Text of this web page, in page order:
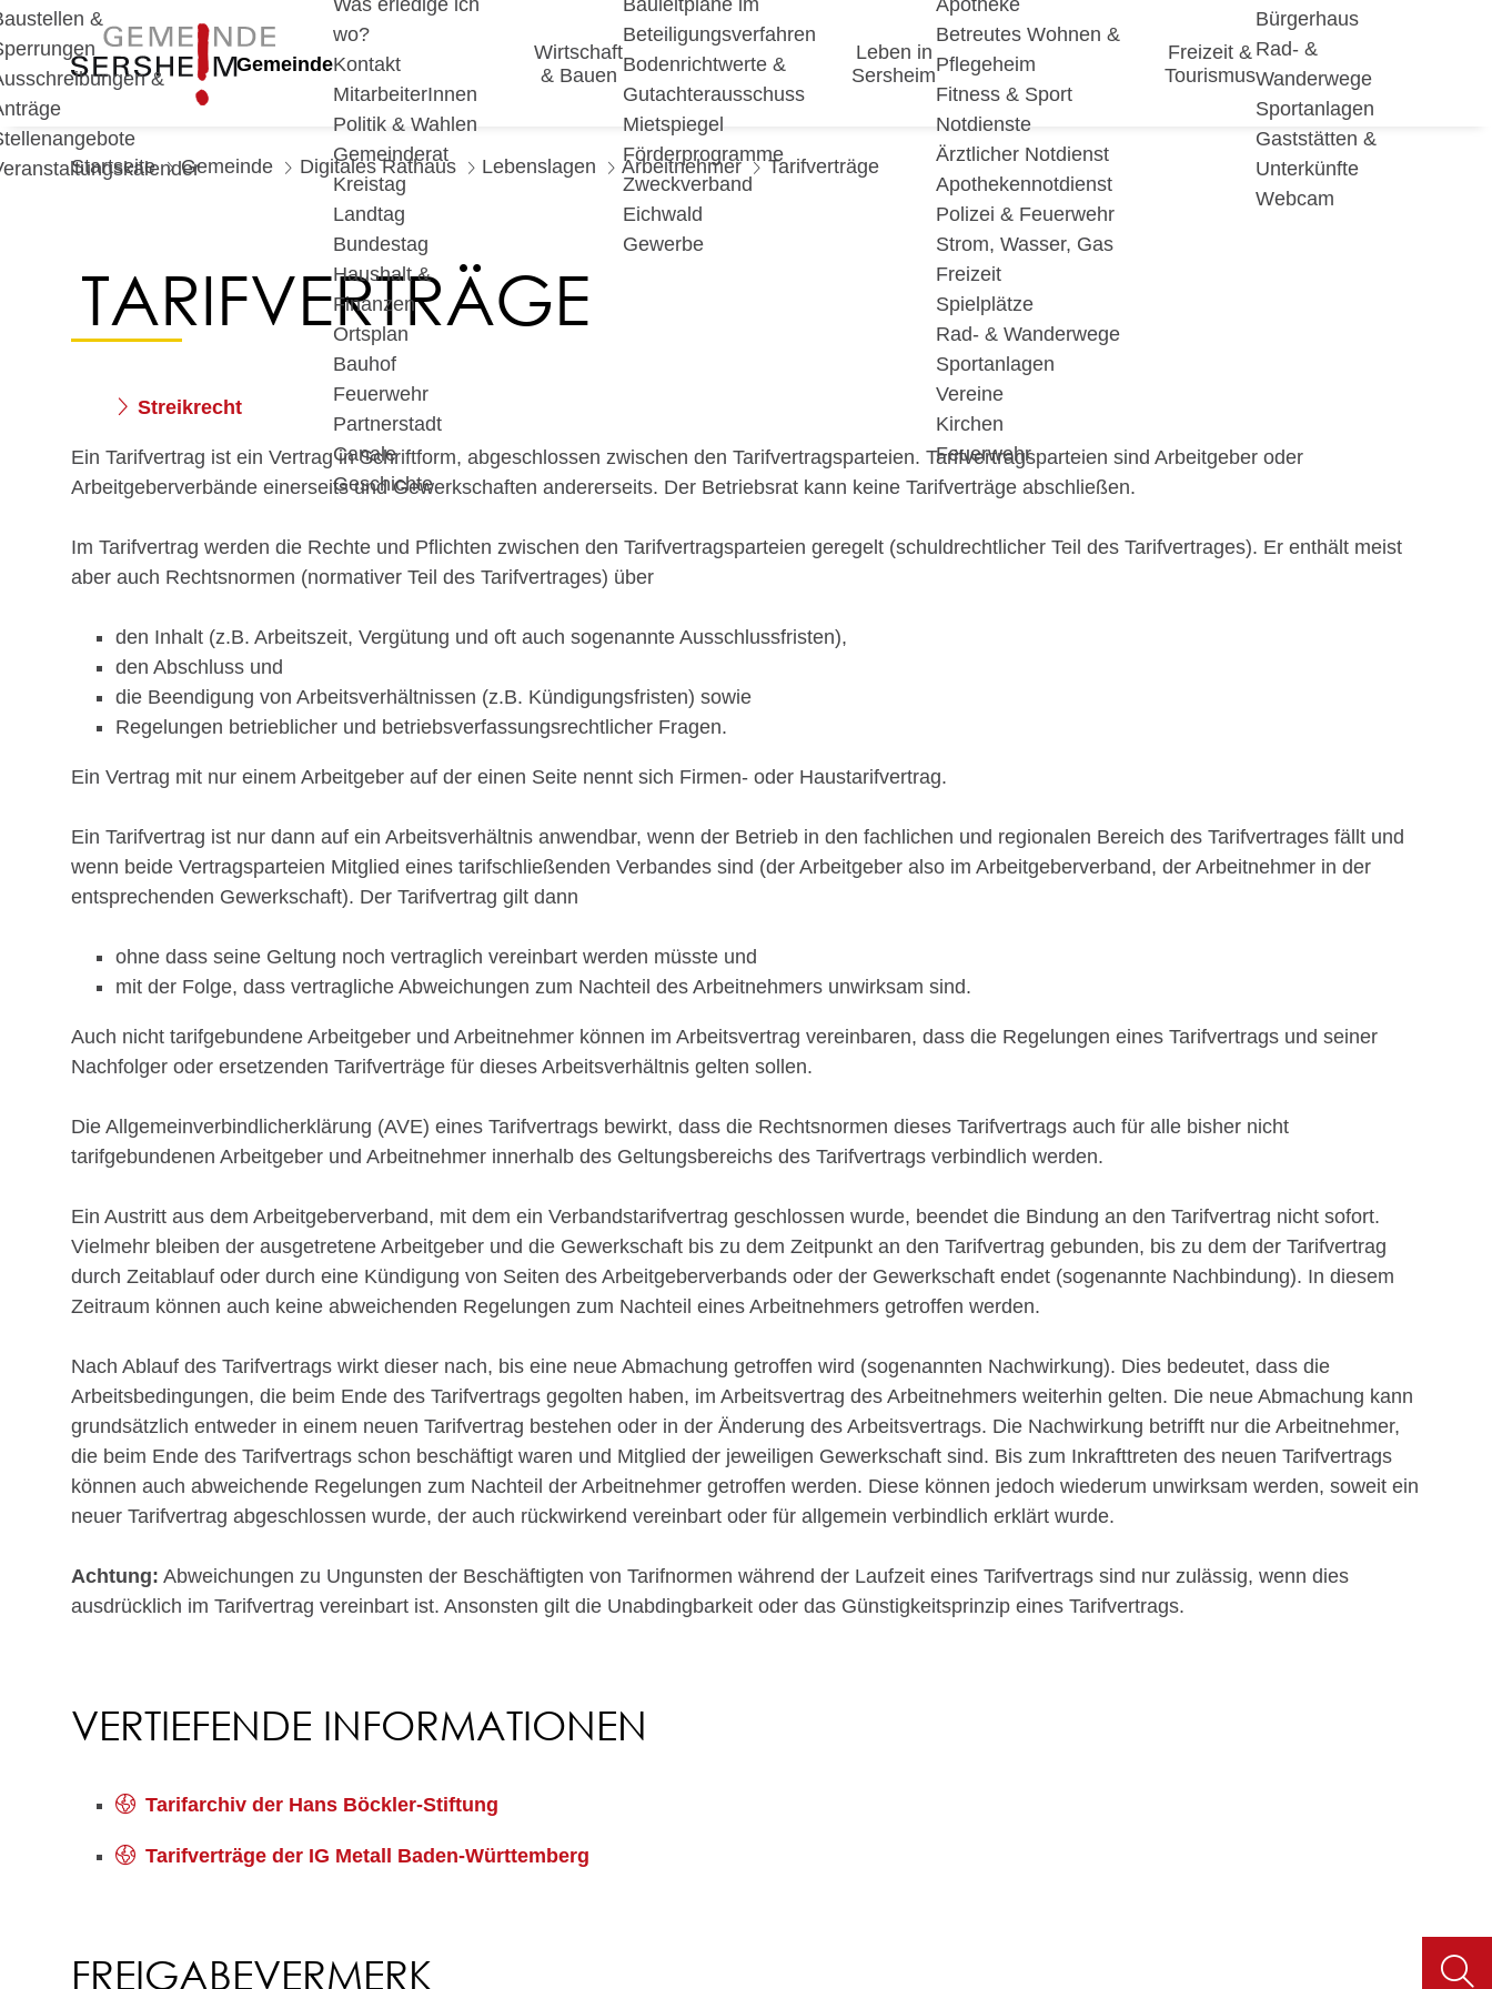
&
&
Gemeinde
wo?
Kontakt
MitarbeiterInnen
Politik & Wahlen
Gemeinderat
Kreistag
Landtag
Bundestag
Haushalt &
Finanzen
Ortsplan
Bauhof
Feuerwehr
Partnerstadt
Canale
Geschichte
Wirtschaft
& Bauen
Beteiligungsverfahren
Bodenrichtwerte &
Gutachterausschuss
Mietspiegel
Förderprogramme
Zweckverband
Eichwald
Gewerbe
Leben in
Sersheim
Betreutes Wohnen &
Pflegeheim
Fitness & Sport
Notdienste
Ärztlicher Notdienst
Apothekennotdienst
Polizei & Feuerwehr
Strom, Wasser, Gas
Freizeit
Spielplätze
Rad- & Wanderwege
Sportanlagen
Vereine
Kirchen
Feuerwehr
Freizeit &
Tourismus
Bürgerhaus
Rad- &
Wanderwege
Sportanlagen
Gaststätten &
Unterkünfte
Webcam
Startseite Gemeinde Digitales Rathaus Lebenslagen Arbeitnehmer Tarifverträge
TARIFVERTRÄGE
Streikrecht
Ein Tarifvertrag ist ein Vertrag in Schriftform, abgeschlossen zwischen den Tarifvertragsparteien. Tarifvertragsparteien sind Arbeitgeber oder
Arbeitgeberverbände einerseits und Gewerkschaften andererseits. Der Betriebsrat kann keine Tarifverträge abschließen.
Im Tarifvertrag werden die Rechte und Pflichten zwischen den Tarifvertragsparteien geregelt (schuldrechtlicher Teil des Tarifvertrages). Er enthält meist
aber auch Rechtsnormen (normativer Teil des Tarifvertrages) über
den Inhalt (z.B. Arbeitszeit, Vergütung und oft auch sogenannte Ausschlussfristen),
den Abschluss und
die Beendigung von Arbeitsverhältnissen (z.B. Kündigungsfristen) sowie
Regelungen betrieblicher und betriebsverfassungsrechtlicher Fragen.
Ein Vertrag mit nur einem Arbeitgeber auf der einen Seite nennt sich Firmen- oder Haustarifvertrag.
Ein Tarifvertrag ist nur dann auf ein Arbeitsverhältnis anwendbar, wenn der Betrieb in den fachlichen und regionalen Bereich des Tarifvertrages fällt und
wenn beide Vertragsparteien Mitglied eines tarifschließenden Verbandes sind (der Arbeitgeber also im Arbeitgeberverband, der Arbeitnehmer in der
entsprechenden Gewerkschaft). Der Tarifvertrag gilt dann
ohne dass seine Geltung noch vertraglich vereinbart werden müsste und
mit der Folge, dass vertragliche Abweichungen zum Nachteil des Arbeitnehmers unwirksam sind.
Auch nicht tarifgebundene Arbeitgeber und Arbeitnehmer können im Arbeitsvertrag vereinbaren, dass die Regelungen eines Tarifvertrags und seiner
Nachfolger oder ersetzenden Tarifverträge für dieses Arbeitsverhältnis gelten sollen.
Die Allgemeinverbindlicherklärung (AVE) eines Tarifvertrags bewirkt, dass die Rechtsnormen dieses Tarifvertrags auch für alle bisher nicht
tarifgebundenen Arbeitgeber und Arbeitnehmer innerhalb des Geltungsbereichs des Tarifvertrags verbindlich werden.
Ein Austritt aus dem Arbeitgeberverband, mit dem ein Verbandstarifvertrag geschlossen wurde, beendet die Bindung an den Tarifvertrag nicht sofort.
Vielmehr bleiben der ausgetretene Arbeitgeber und die Gewerkschaft bis zu dem Zeitpunkt an den Tarifvertrag gebunden, bis zu dem der Tarifvertrag
durch Zeitablauf oder durch eine Kündigung von Seiten des Arbeitgeberverbands oder der Gewerkschaft endet (sogenannte Nachbindung). In diesem
Zeitraum können auch keine abweichenden Regelungen zum Nachteil eines Arbeitnehmers getroffen werden.
Nach Ablauf des Tarifvertrags wirkt dieser nach, bis eine neue Abmachung getroffen wird (sogenannten Nachwirkung). Dies bedeutet, dass die
Arbeitsbedingungen, die beim Ende des Tarifvertrags gegolten haben, im Arbeitsvertrag des Arbeitnehmers weiterhin gelten. Die neue Abmachung kann
grundsätzlich entweder in einem neuen Tarifvertrag bestehen oder in der Änderung des Arbeitsvertrags. Die Nachwirkung betrifft nur die Arbeitnehmer,
die beim Ende des Tarifvertrags schon beschäftigt waren und Mitglied der jeweiligen Gewerkschaft sind. Bis zum Inkrafttreten des neuen Tarifvertrags
können auch abweichende Regelungen zum Nachteil der Arbeitnehmer getroffen werden. Diese können jedoch wiederum unwirksam werden, soweit ein
neuer Tarifvertrag abgeschlossen wurde, der auch rückwirkend vereinbart oder für allgemein verbindlich erklärt wurde.
Achtung: Abweichungen zu Ungunsten der Beschäftigten von Tarifnormen während der Laufzeit eines Tarifvertrags sind nur zulässig, wenn dies
ausdrücklich im Tarifvertrag vereinbart ist. Ansonsten gilt die Unabdingbarkeit oder das Günstigkeitsprinzip eines Tarifvertrags.
VERTIEFENDE INFORMATIONEN
Tarifarchiv der Hans Böckler-Stiftung
Tarifverträge der IG Metall Baden-Württemberg
FREIGABEVERMERK